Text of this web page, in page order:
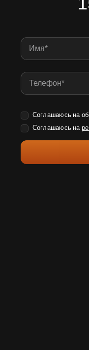
Соглашаюсь на
Соглашаюсь на